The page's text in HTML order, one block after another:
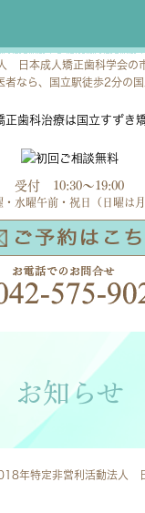
日本成人矯正歯科学会の
者なら、国立駅徒歩2分の
受付 10:30～19:00
水曜午前・祝日（日曜は月
お知らせ
年特定非営利活動法人